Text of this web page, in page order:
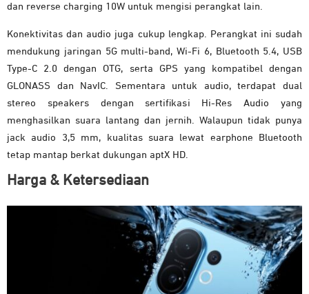
dan reverse charging 10W untuk mengisi perangkat lain.
Konektivitas dan audio juga cukup lengkap. Perangkat ini sudah
mendukung jaringan 5G multi-band, Wi-Fi 6, Bluetooth 5.4, USB
Type-C 2.0 dengan OTG, serta GPS yang kompatibel dengan
GLONASS dan NavIC. Sementara untuk audio, terdapat dual
stereo speakers dengan sertifikasi Hi-Res Audio yang
menghasilkan suara lantang dan jernih. Walaupun tidak punya
jack audio 3,5 mm, kualitas suara lewat earphone Bluetooth
tetap mantap berkat dukungan aptX HD.
Harga & Ketersediaan